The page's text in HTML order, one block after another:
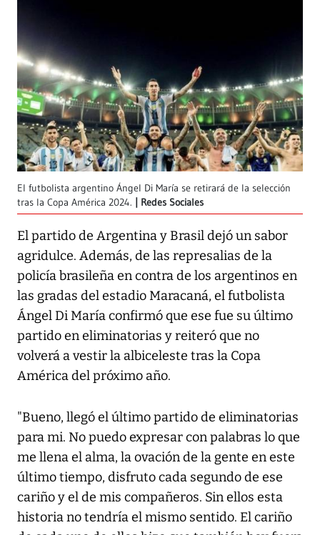
El futbolista argentino Ángel Di María se retirará de la selección
tras la Copa América 2024.
Redes Sociales
El partido de Argentina y Brasil dejó un sabor
agridulce. Además, de las represalias de la
policía brasileña en contra de los argentinos en
las gradas del estadio Maracaná, el futbolista
Ángel Di María confirmó que ese fue su último
partido en eliminatorias y reiteró que no
volverá a vestir la albiceleste tras la Copa
América del próximo año.
"Bueno, llegó el último partido de eliminatorias
para mi. No puedo expresar con palabras lo que
me llena el alma, la ovación de la gente en este
último tiempo, disfruto cada segundo de ese
cariño y el de mis compañeros. Sin ellos esta
historia no tendría el mismo sentido. El cariño